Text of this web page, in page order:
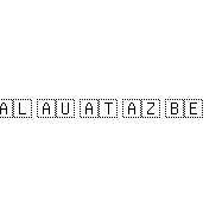
🇦🇺 🇦🇹 🇦🇿 🇧🇪